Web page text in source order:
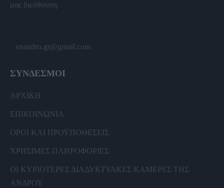
μας διεύθυνση.
enandro.gr@gmail.com
ΣΥΝΔΕΣΜΟΙ
ΑΡΧΙΚΗ
ΕΠΙΚΟΙΝΩΝΙΑ
ΟΡΟΙ ΚΑΙ ΠΡΟΫΠΟΘΕΣΕΙΣ
ΧΡΗΣΙΜΕΣ ΠΛΗΡΟΦΟΡΙΕΣ
ΟΙ ΚΥΡΙΟΤΕΡΕΣ ΔΙΑΔΥΚΤΥΑΚΕΣ ΚΑΜΕΡΕΣ ΤΗΣ
ΑΝΔΡΟΥ